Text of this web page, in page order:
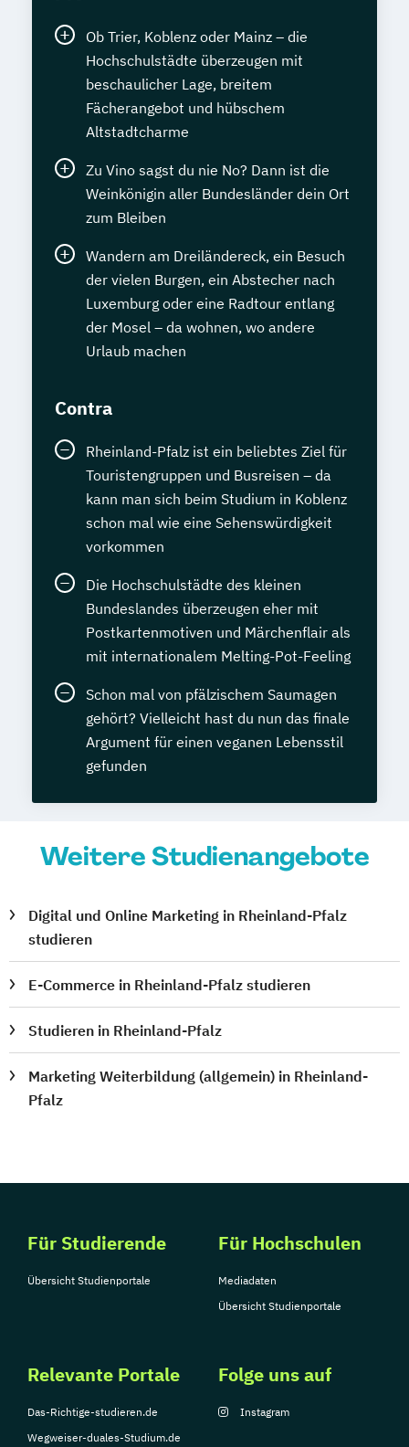
Ob Trier, Koblenz oder Mainz – die
Hochschulstädte überzeugen mit
beschaulicher Lage, breitem
Fächerangebot und hübschem
Altstadtcharme
Zu Vino sagst du nie No? Dann ist die
Weinkönigin aller Bundesländer dein Ort
zum Bleiben
Wandern am Dreiländereck, ein Besuch
der vielen Burgen, ein Abstecher nach
Luxemburg oder eine Radtour entlang
der Mosel – da wohnen, wo andere
Urlaub machen
Contra
Rheinland-Pfalz ist ein beliebtes Ziel für
Touristengruppen und Busreisen – da
kann man sich beim Studium in Koblenz
schon mal wie eine Sehenswürdigkeit
vorkommen
Die Hochschulstädte des kleinen
Bundeslandes überzeugen eher mit
Postkartenmotiven und Märchenflair als
mit internationalem Melting-Pot-Feeling
Schon mal von pfälzischem Saumagen
gehört? Vielleicht hast du nun das finale
Argument für einen veganen Lebensstil
gefunden
Weitere Studienangebote
Digital und Online Marketing in Rheinland-Pfalz
studieren
E-Commerce in Rheinland-Pfalz studieren
Studieren in Rheinland-Pfalz
Marketing Weiterbildung (allgemein) in Rheinland-
Pfalz
Für Studierende
Übersicht Studienportale
Für Hochschulen
Mediadaten
Übersicht Studienportale
Relevante Portale
Das-Richtige-studieren.de
Wegweiser-duales-Studium.de
Folge uns auf
Instagram